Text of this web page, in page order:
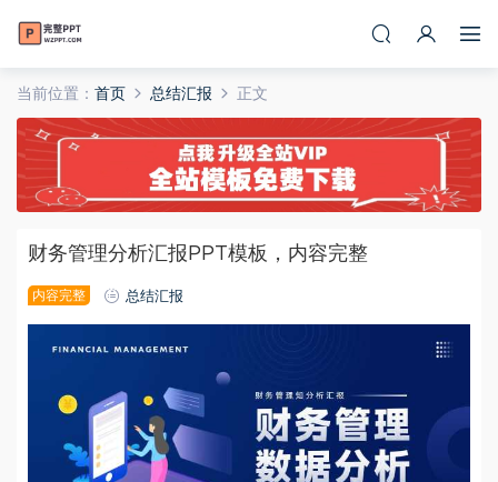
当前位置： 首页 总结汇报 正文
财务管理分析汇报PPT模板，内容完整
内容完整 总结汇报